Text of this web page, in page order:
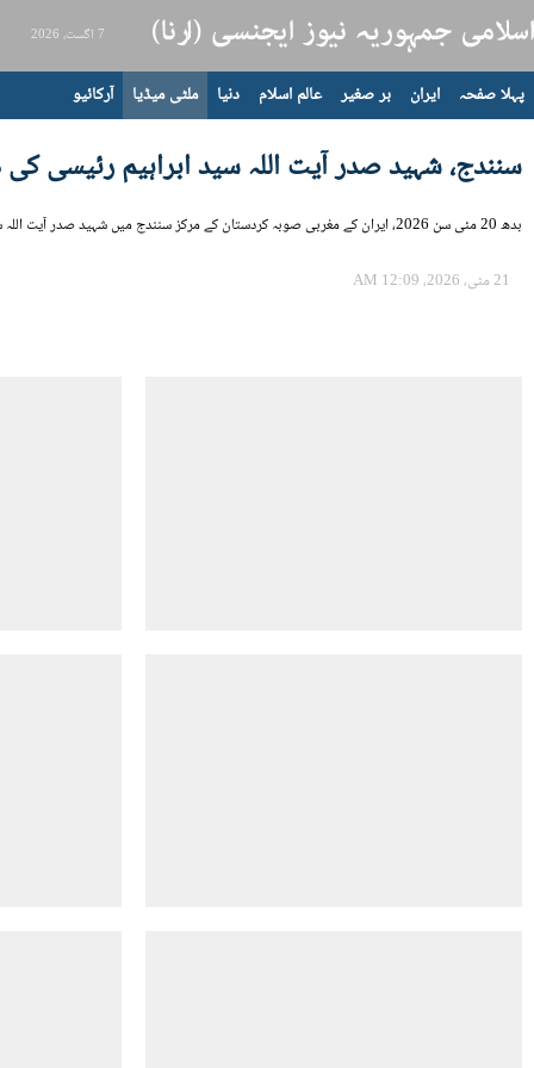
7 اگست، 2026
پہلا صفحہ ایران بر صغیر عالم اسلام دنیا ملٹی میڈیا آرکائیو
سنندج، شہید صدر آیت اللہ سید ابراہیم
بدھ 20 مئی سن 2026، ایران کے مغربی صوبہ کردستان کے مرکز سنندج میں شہید صدر آیت اللہ سید ابراہیم رئیسی کی دوسری برسی کی مجلس منعقد ہوئی۔
21 مئی، 2026، 12:09 AM